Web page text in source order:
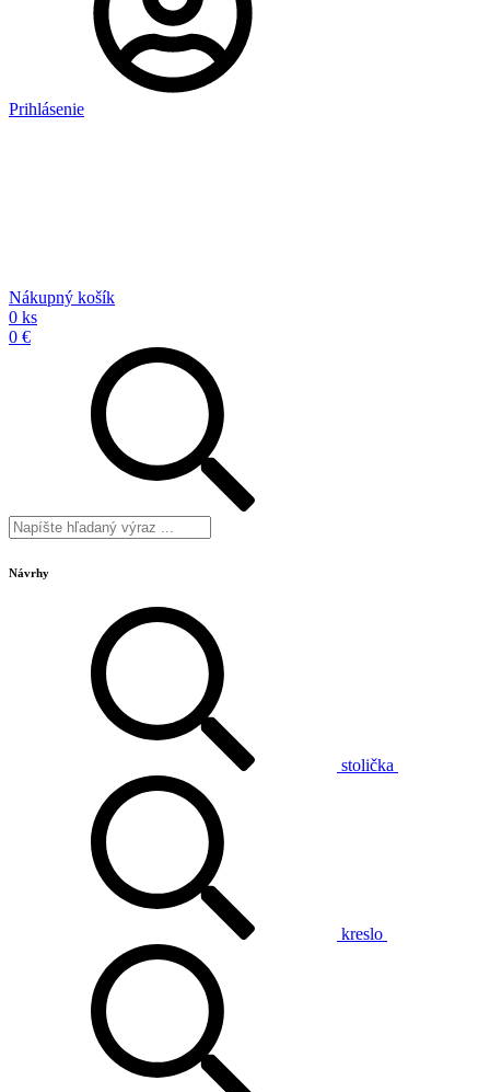
Prihlásenie
Nákupný košík
0 ks
0 €
Návrhy
stolička
kreslo